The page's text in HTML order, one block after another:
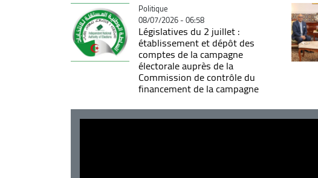
Catégorie
Politique
08/07/2026 - 06:58
Législatives du 2 juillet :
établissement et dépôt des
comptes de la campagne
électorale auprès de la
Commission de contrôle du
financement de la campagne